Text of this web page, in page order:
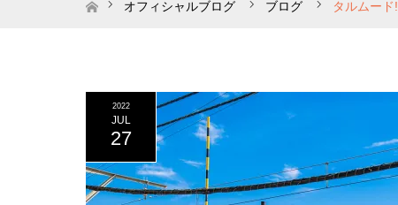
ホームオフィシャルブログ ブログ タルムード!
2022
JUL
27